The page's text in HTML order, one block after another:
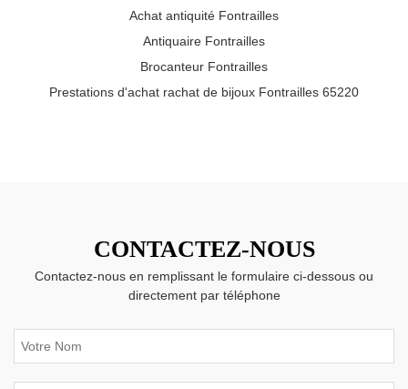
Achat antiquité Fontrailles
Antiquaire Fontrailles
Brocanteur Fontrailles
Prestations d'achat rachat de bijoux Fontrailles 65220
CONTACTEZ-NOUS
Contactez-nous en remplissant le formulaire ci-dessous ou
directement par téléphone